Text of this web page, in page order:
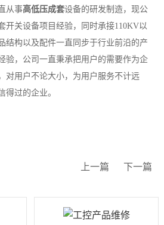
从事高低压成套设备的研发制造，现公
开关设备项目经验，同时承接110KV以
结构以及配件一直同步于行业前沿的产
验，公司一直秉承把用户的需要作为企
对用户不论大小，为用户服务不计远
得过的企业。
上一篇 下一篇